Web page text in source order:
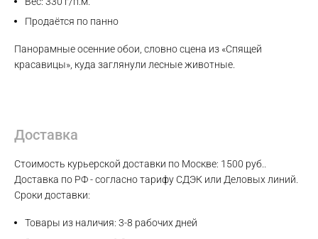
Продаётся по панно
Панорамные осенние обои, словно сцена из «Спящей
красавицы», куда заглянули лесные животные.
Доставка
Стоимость курьерской доставки по Москве: 1500 руб..
Доставка по РФ - согласно тарифу СДЭК или Деловых линий.
Сроки доставки:
Товары из наличия: 3-8 рабочих дней